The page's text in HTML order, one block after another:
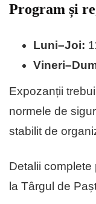
Program și
Luni–Joi:
Expozanții
normele de
stabilit de
Detalii complete
la Târgul de